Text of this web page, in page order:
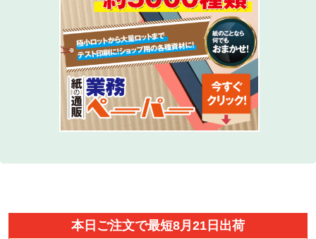
本日ご注文で最短8月21日出荷